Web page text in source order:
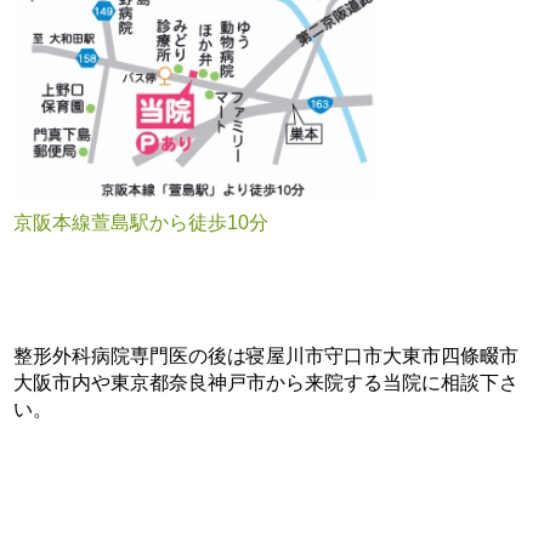
京阪本線萱島駅から徒歩10分
整形外科病院専門医の後は寝屋川市守口市大東市四條畷市
大阪市内や東京都奈良神戸市から来院する当院に相談下さ
い。